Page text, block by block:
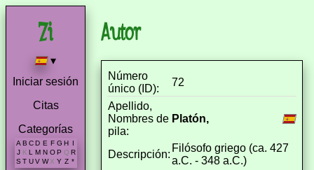
▾
Iniciar sesión
Citas
Categorías
A B C D E F G H I
J K L M N O P Q R
S T U V W X Y Z *
Autor
Número
único (ID):
72
Apellido,
Nombres de
pila:
Platón,
Descripción:
Filósofo griego (ca. 427
a.C. - 348 a.C.)